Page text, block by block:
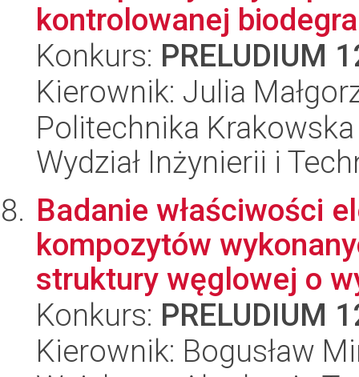
kontrolowanej
Konkurs: PRELUDIUM
Kierownik: Julia
Politechnika
Wydział Inżynierii i
Badanie właściwości
kompozytów
struktury węglowej o
Konkurs: PRELUDIUM
Kierownik: Bogusław